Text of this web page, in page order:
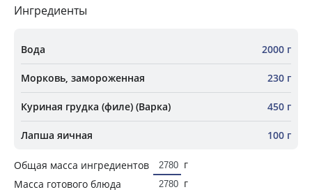
Ингредиенты
Вода 2000 г
Морковь, замороженная 230 г
Куриная грудка (филе) (Варка) 450 г
Лапша яичная 100 г
Общая масса ингредиентов
г
Масса готового блюда
г